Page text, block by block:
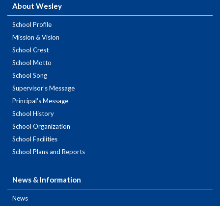
About Wesley
School Profile
Mission & Vision
School Crest
School Motto
School Song
Supervisor’s Message
Principal's Message
School History
School Organization
School Facilities
School Plans and Reports
News & Information
News